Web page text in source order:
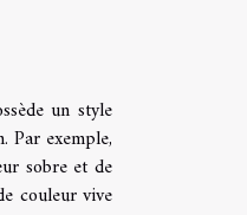
un style
Par exemple,
sobre et de
couleur vive